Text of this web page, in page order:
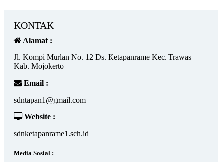
KONTAK
Alamat :
Jl. Kompi Murlan No. 12 Ds. Ketapanrame Kec. Trawas
Kab. Mojokerto
Email :
sdntapan1@gmail.com
Website :
sdnketapanrame1.sch.id
Media Sosial :